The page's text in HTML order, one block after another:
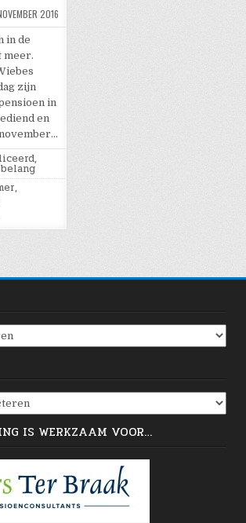
2016
in de
meer.
zijn
in
en
,
,
IS WERKZAAM VOOR…